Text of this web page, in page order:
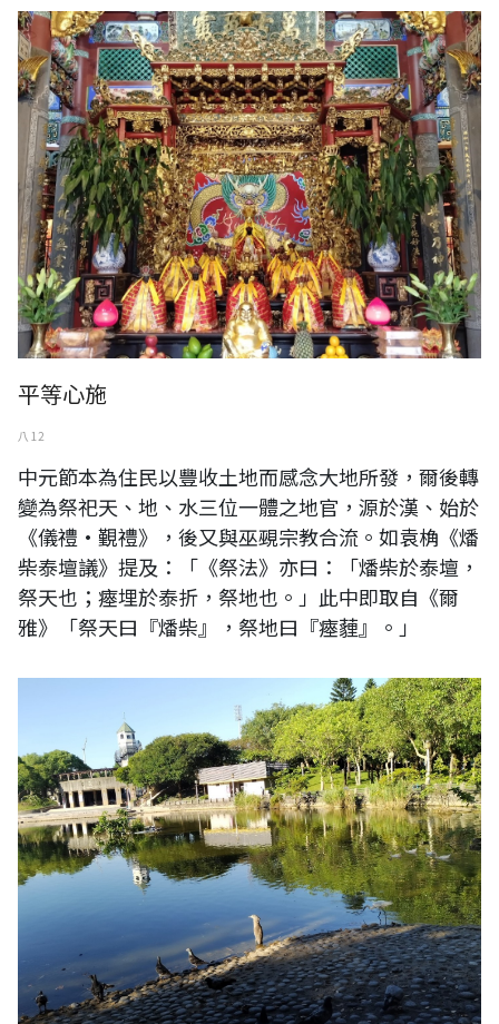
平等心施
八 12
中元節本為住民以豐收土地而感念大地所發，爾後轉
變為祭祀天、地、水三位一體之地官，源於漢、始於
《儀禮·覲禮》，後又與巫覡宗教合流。如袁桷《燔
柴泰壇議》提及：「《祭法》亦曰：「燔柴於泰壇，
祭天也；瘞埋於泰折，祭地也。」此中即取自《爾
雅》「祭天曰『燔柴』，祭地曰『瘞薶』。」